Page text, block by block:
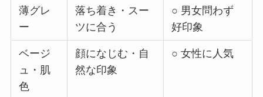
薄グレ
ー
落ち着き・スー
ツに合う
○ 男女問わず
好印象
ベージ
ュ・肌
色
顔になじむ・自
然な印象
○ 女性に人気